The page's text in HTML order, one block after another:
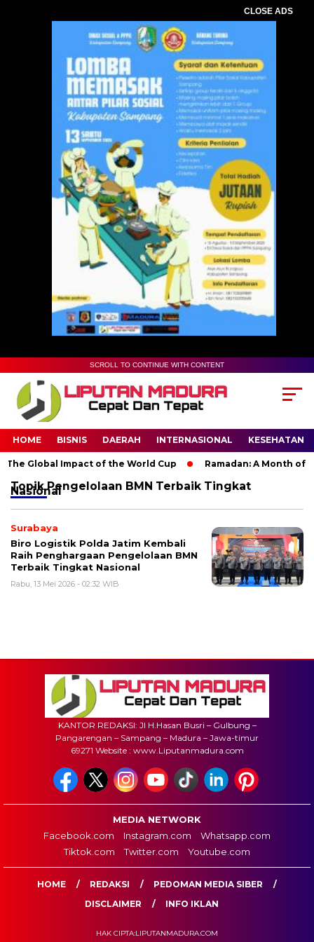
CLOSE ADS
SCROLL TO CONTINUE WITH CONTENT
HOME BISNIS DAERAH INTERNASIONAL KESEHATAN
Global Impact of the World Cup Ramadan: A Month of
TopikPengelolaan BMN Terbaik Tingkat
Nasional
Surabaya
Biro Logistik Polda Jatim Kembali
Raih Penghargaan Pengelolaan BMN
Terbaik Tingkat Nasional
Rabu, 13 Mei 2026 - 02:32 WIB
KANTOR REDAKSI: Jl H.Hasan Busri – Gulbung –
Pangarengan – Sampang – Madura – Jawa-timur
69271 Website : www.Liputanmadura.com
MEDIA NETWORK
Facebook.com
Instagram.com
Whatsapp.com
Tiktok.com
Twitter.com Youtube.com
HOME REDAKSI
PEDOMAN MEDIA SIBER
DISCLAIMER
INFO IKLAN
HAK CIPTA:LIPUTANMADURA.COM